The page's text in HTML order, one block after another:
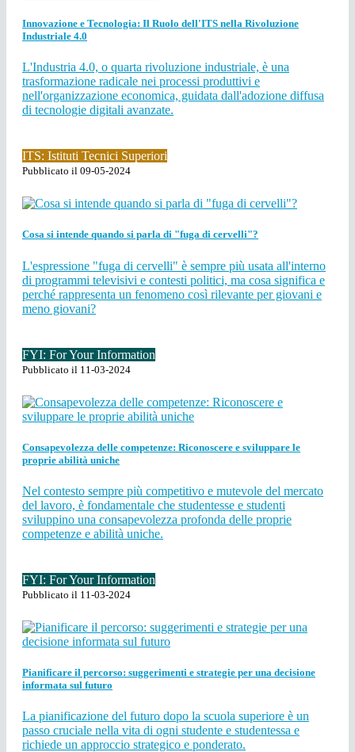
Innovazione e Tecnologia: Il Ruolo dell'ITS nella Rivoluzione
Industriale 4.0
L'Industria 4.0, o quarta rivoluzione industriale, è una
trasformazione radicale nei processi produttivi e
nell'organizzazione economica, guidata dall'adozione diffusa
di tecnologie digitali avanzate.
ITS: Istituti Tecnici Superiori
Pubblicato il 09-05-2024
Cosa si intende quando si parla di "fuga di cervelli"?
L'espressione "fuga di cervelli" è sempre più usata all'interno
di programmi televisivi e contesti politici, ma cosa significa e
perché rappresenta un fenomeno così rilevante per giovani e
meno giovani?
FYI: For Your Information
Pubblicato il 11-03-2024
Consapevolezza delle competenze: Riconoscere e sviluppare le
proprie abilità uniche
Nel contesto sempre più competitivo e mutevole del mercato
del lavoro, è fondamentale che studentesse e studenti
sviluppino una consapevolezza profonda delle proprie
competenze e abilità uniche.
FYI: For Your Information
Pubblicato il 11-03-2024
Pianificare il percorso: suggerimenti e strategie per una decisione
informata sul futuro
La pianificazione del futuro dopo la scuola superiore è un
passo cruciale nella vita di ogni studente e studentessa e
richiede un approccio strategico e ponderato.